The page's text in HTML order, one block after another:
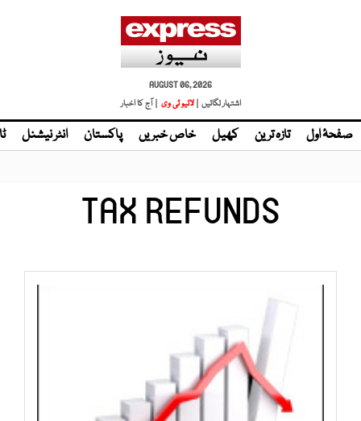
AUGUST 06, 2026
اشتہار لگائیں |
| آج کا اخبار
صفحۂ اول تازہ ترین کھیل خاص خبریں پاکستان انٹر نیشنل
TAX REFUNDS